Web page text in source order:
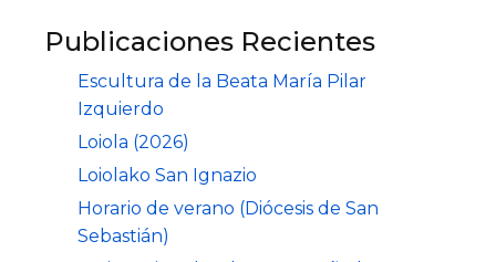
Publicaciones Recientes
Escultura de la Beata María Pilar
Izquierdo
Loiola (2026)
Loiolako San Ignazio
Horario de verano (Diócesis de San
Sebastián)